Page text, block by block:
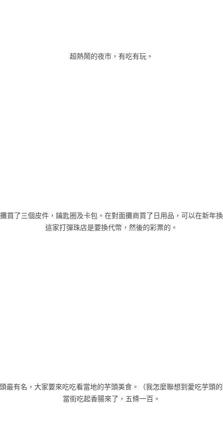
超熱鬧的夜市，有吃有玩。
買了三個皮件，鑰匙圈及卡包。在對面攤商買了日用品，可以在新年
這家打彈珠店是要換代幣，然後的彩票的。
最有名，大家要來吃吃看當地的芋頭美食。（我怎麼聯想到愛吃芋頭
當街吃起香腸來了，五條一百。